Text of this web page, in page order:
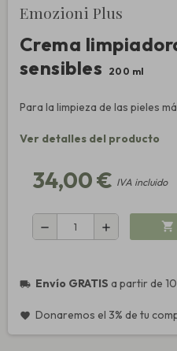
Emozioni Plus
Crema
sensibles 200 ml
Para la limpieza de las pieles
Ver detalles del producto
34,00 € IVA incluido
remove add shopping_cart
local_shipping Envío GRATIS a partir de
favorite Donaremos el 3% de tu